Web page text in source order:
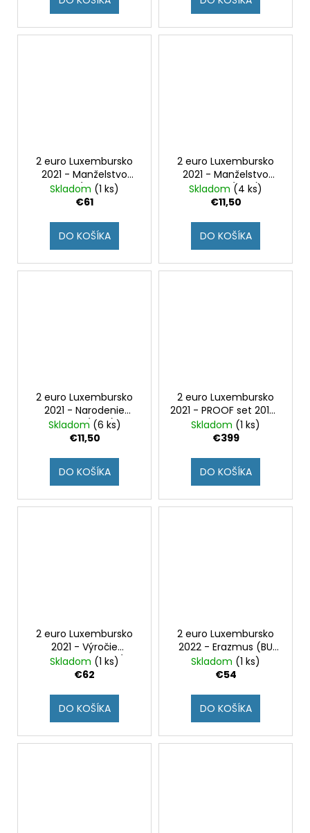
2 euro Luxembursko
2021 - Manželstvo
Henriho (BU karta -
znak most)
Skladom (1 ks)
€61
DO KOŠÍKA
2 euro Luxembursko
2021 - Manželstvo
Henriho (UNC)
Skladom (4 ks)
€11,50
DO KOŠÍKA
2 euro Luxembursko
2021 - Narodenie
Jeana (UNC)
Skladom (6 ks)
€11,50
DO KOŠÍKA
2 euro Luxembursko
2021 - PROOF set 2019-
2021
Skladom (1 ks)
€399
DO KOŠÍKA
2 euro Luxembursko
2021 - Výročie
narodenia Jeana (BU
karta - znak most)
Skladom (1 ks)
€62
DO KOŠÍKA
2 euro Luxembursko
2022 - Erazmus (BU
karta - znak roh a
štvorec)
Skladom (1 ks)
€54
DO KOŠÍKA